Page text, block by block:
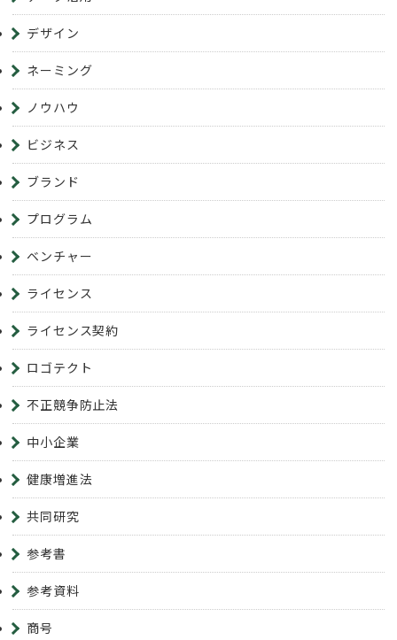
デザイン
ネーミング
ノウハウ
ビジネス
ブランド
プログラム
ベンチャー
ライセンス
ライセンス契約
ロゴテクト
不正競争防止法
中小企業
健康増進法
共同研究
参考書
参考資料
商号